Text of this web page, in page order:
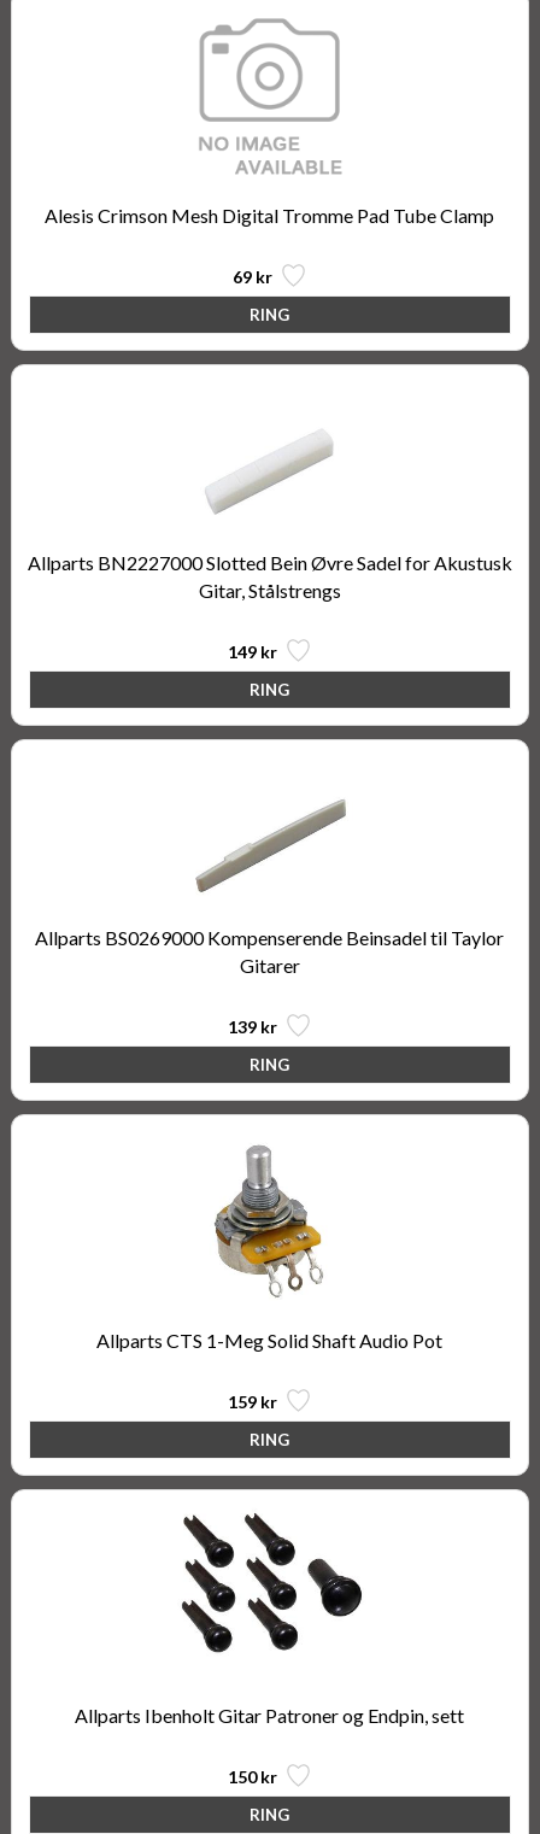
Alesis Crimson Mesh Digital Tromme Pad Tube Clamp
69 kr
Allparts BN2227000 Slotted Bein Øvre Sadel for Akustusk
Gitar, Stålstrengs
149 kr
Allparts BS0269000 Kompenserende Beinsadel til Taylor
Gitarer
139 kr
Allparts CTS 1-Meg Solid Shaft Audio Pot
159 kr
Allparts Ibenholt Gitar Patroner og Endpin, sett
150 kr